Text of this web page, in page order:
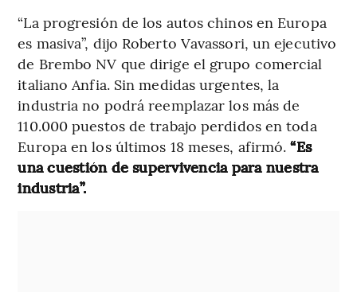
“La progresión de los autos chinos en Europa
es masiva”, dijo Roberto Vavassori, un ejecutivo
de Brembo NV que dirige el grupo comercial
italiano Anfia. Sin medidas urgentes, la
industria no podrá reemplazar los más de
110.000 puestos de trabajo perdidos en toda
Europa en los últimos 18 meses, afirmó.“Es
una cuestión de supervivencia para nuestra
industria”.